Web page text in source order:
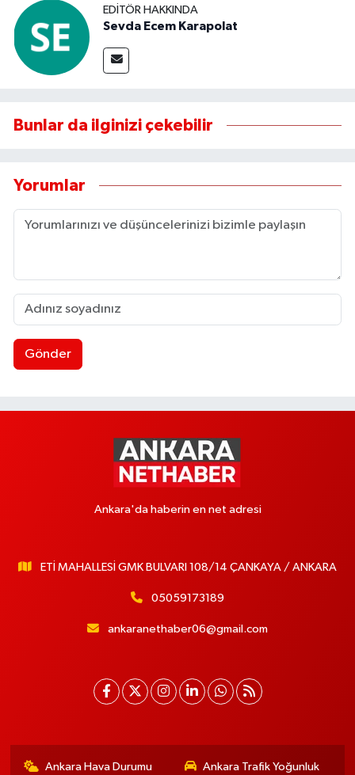
EDITÖR HAKKINDA
Sevda Ecem Karapolat
Bunlar da ilginizi çekebilir
Yorumlar
Gönder
Ankara'da haberin en net adresi
ETİ MAHALLESİ GMK BULVARI 108/14 ÇANKAYA / ANKARA
05059173189
ankaranethaber06@gmail.com
Ankara Hava Durumu Ankara Trafik Yoğunluk